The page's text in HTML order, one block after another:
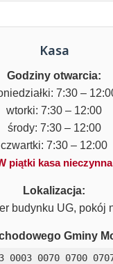
Kasa
Godziny otwarcia:
7:30 –
wtorki: 7:30 – 12:00
środy: 7:30 – 12:00
czwartki: 7:30 – 12:00
piątki kasa nieczynna
Lokalizacja:
budynku UG, pokój
Gminy
0003 0070 0700